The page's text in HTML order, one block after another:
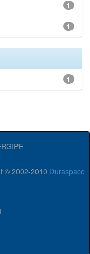
1
1
1
© 2002-2010 Duraspace